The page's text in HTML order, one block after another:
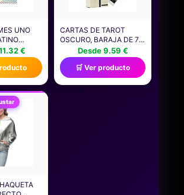
UNO
DE
EN
DE
FIESTAS,
€
CARTAS DE TAROT
OSCURO, BARAJA DE 78
PIEZAS, ACABADO
RESISTENTE DE
CALIDAD, DISEÑO
GÓTICO MISTERIOSO,
SUMINISTROS DE
Desde 9.59 €
🛒 Ver producto